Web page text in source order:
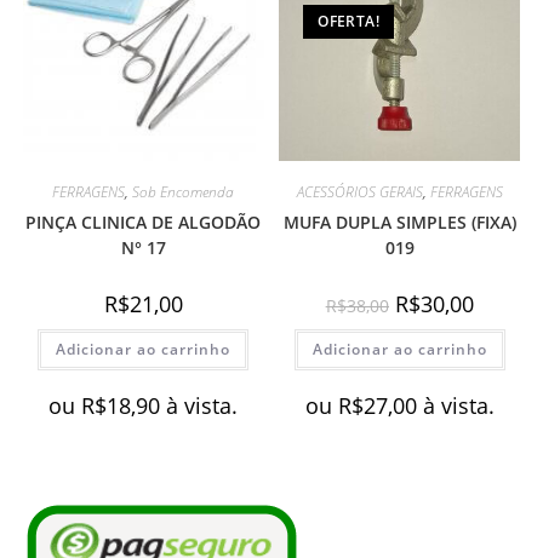
FERRAGENS,Sob Encomenda
PINÇA CLINICA DE ALGODÃO
N° 17
R$21,00
Adicionar ao carrinho
ou R$18,90 à vista.
OFERTA!
ACESSÓRIOS GERAIS, FERRAGENS
MUFA DUPLA SIMPLES (FIXA)
019
R$38,00 O
preço
original
era:
R$38,00.
R$30,00O
preço
atual
é:
R$30,00.
Adicionar ao carrinho
ou R$27,00 à vista.